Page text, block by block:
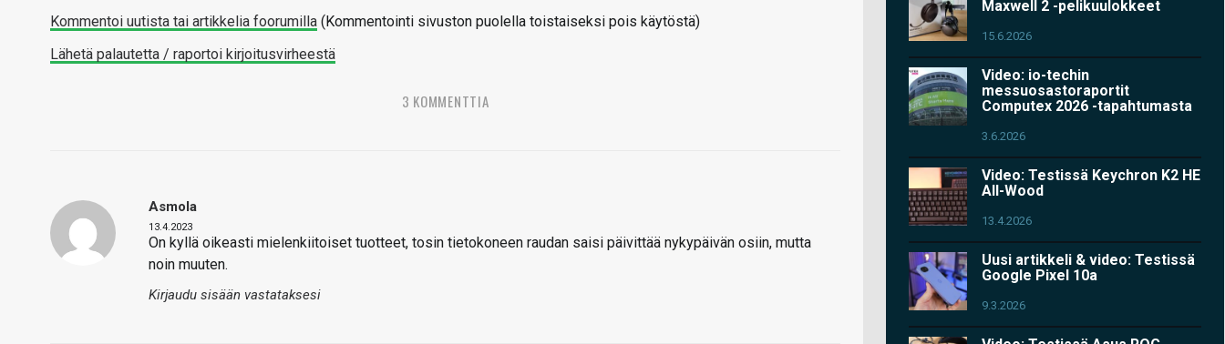
Kommentoi uutista tai artikkelia foorumilla (Kommentointi sivuston puolella toistaiseksi pois käytöstä)
Lähetä palautetta / raportoi kirjoitusvirheestä
3 KOMMENTTIA
Asmola
13.4.2023
On kyllä oikeasti mielenkiitoiset tuotteet, tosin tietokoneen raudan saisi päivittää nykypäivän osiin, mutta
noin muuten.
Kirjaudu sisään vastataksesi
Maxwell 2 -pelikuulokkeet
15.6.2026
Video: io-techin
messuosastoraportit
Computex 2026 -tapahtumasta
3.6.2026
Video: Testissä Keychron K2 HE
All-Wood
13.4.2026
Uusi artikkeli & video: Testissä
Google Pixel 10a
9.3.2026